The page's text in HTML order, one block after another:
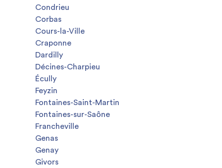
Condrieu
Corbas
Cours-la-Ville
Craponne
Dardilly
Décines-Charpieu
Écully
Feyzin
Fontaines-Saint-Martin
Fontaines-sur-Saône
Francheville
Genas
Genay
Givors